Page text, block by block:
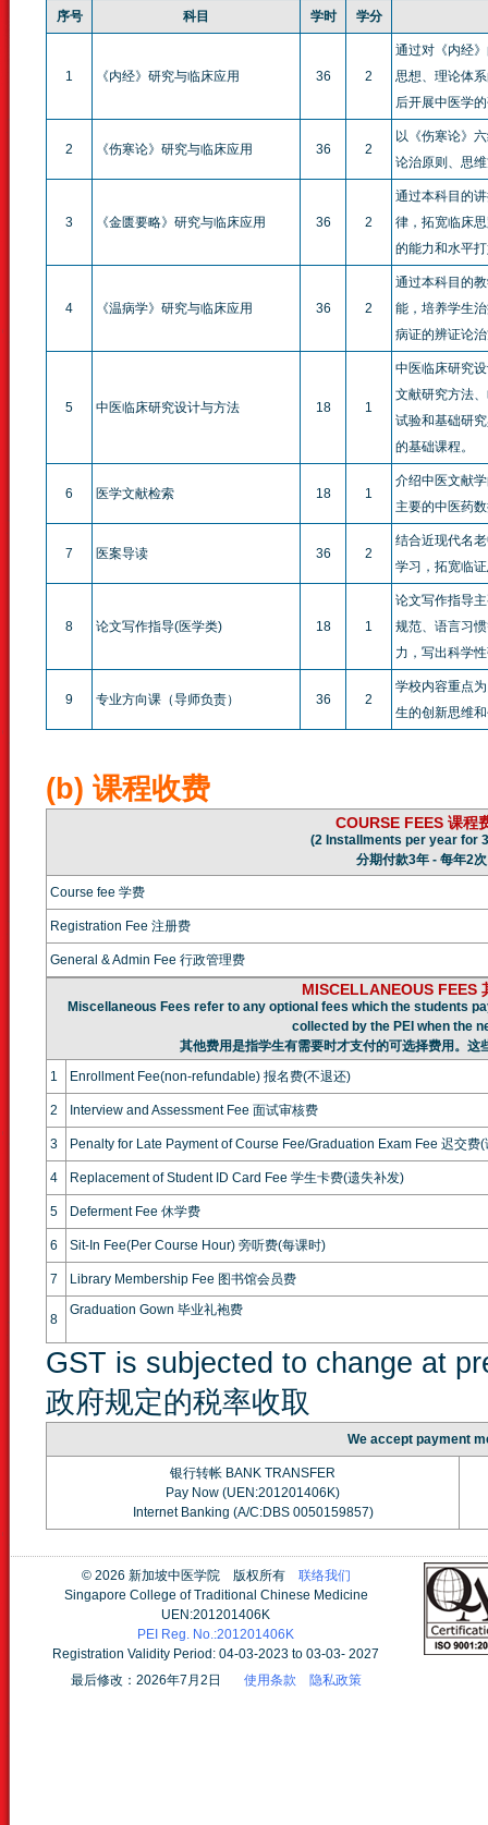
序号 科目 学时 学分
1 《内经》研究与临床应用 36 2
通过对《内经
思想、理论体
后开展中医学
2 《伤寒论》研究与临床应用 36 2
以《伤寒论》
论治原则、思
3 《金匮要略》研究与临床应用 36 2
通过本科目的
律，拓宽临床
的能力和水平
4 《温病学》研究与临床应用 36 2
通过本科目的
能，培养学生
病证的辨证论
5 中医临床研究设计与方法 18 1
中医临床研究
文献研究方法
试验和基础研
的基础课程。
6 医学文献检索 18 1
介绍中医文献
主要的中医药
7 医案导读 36 2
结合近现代名
学习，拓宽临
8 论文写作指导(医学类) 18 1
论文写作指导
规范、语言习
力，写出科学
9 专业方向课（导师负责） 36 2
学校内容重点
生的创新思维
(b) 课程收费
COURSE FEES 课程
(2 Installments per year for
分期付款3年 - 每年2次
Course fee 学费
Registration Fee 注册费
General & Admin Fee 行政管理费
MISCELLANEOUS FEES
Miscellaneous Fees refer to any optional fees which the students
collected by the PEI when the
其他费用是指学生有需要时才支付的可选择费用。这
1
Enrollment Fee(non-refundable) 报名费(不退还)
2 Interview and Assessment Fee 面试审核费
3 Penalty for Late Payment of Course Fee/Graduation Exam Fee 迟交费
4 Replacement of Student ID Card Fee 学生卡费(遗失补发)
5 Deferment Fee 休学费
6 Sit-In Fee(Per Course Hour) 旁听费(每课时)
7 Library Membership Fee 图书馆会员费
8
Graduation Gown 毕业礼袍费
GST is subjected to change at
政府规定的税率收取
We accept payment
银行转帐 BANK TRANSFER
Pay Now (UEN:201201406K)
Internet Banking (A/C:DBS 0050159857)
© 2026 新加坡中医学院 版权所有 联络我们
Singapore College of Traditional Chinese Medicine
UEN:201201406K
PEI Reg. No.:201201406K
Registration Validity Period: 04-03-2023 to 03-03- 2027
最后修改：2026年7月2日 使用条款 隐私政策